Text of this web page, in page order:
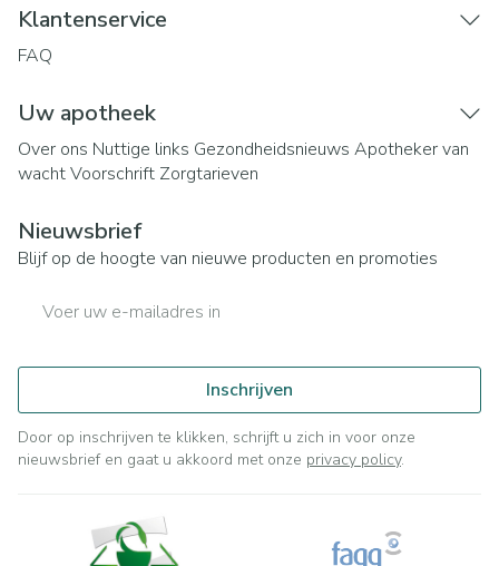
Klantenservice
FAQ
Uw apotheek
Over ons Nuttige links Gezondheidsnieuws Apotheker van
wachtVoorschrift Zorgtarieven
Nieuwsbrief
Blijf op de hoogte van nieuwe producten en promoties
Inschrijven
Door op inschrijven te klikken, schrijft u zich in voor onze
nieuwsbrief en gaat u akkoord met onze privacy policy.